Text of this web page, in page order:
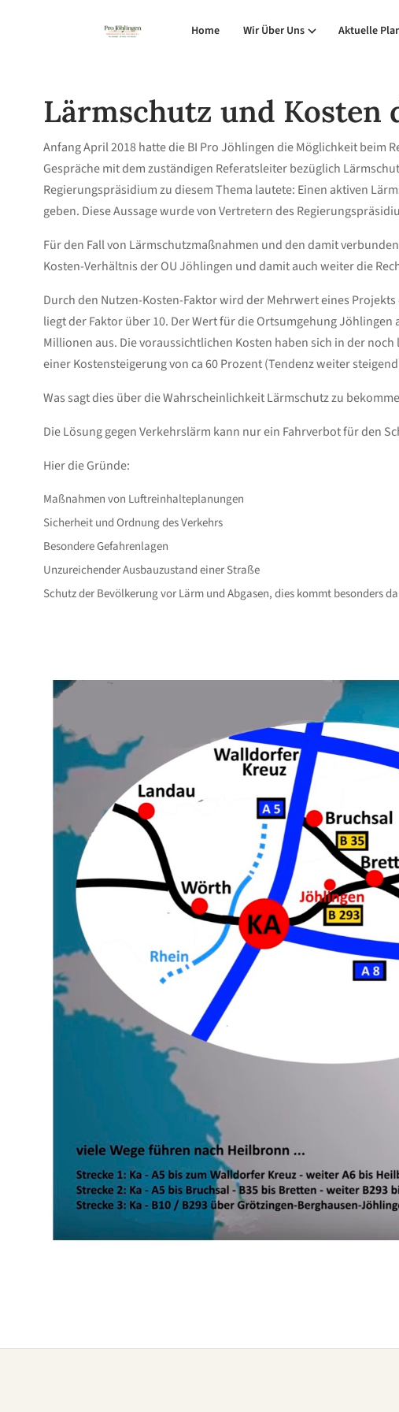
Home Wir Über Uns Aktuelle
Lärmschutz und Kosten
Anfang April 2018 hatte die BI Pro Jöhlingen die Möglichkeit
Gespräche mit dem zuständigen Referatsleiter bezüglich
Regierungspräsidium zu diesem Thema lautete: Einen aktiven
geben. Diese Aussage wurde von Vertretern des
Für den Fall von Lärmschutzmaßnahmen und den damit
Kosten-Verhältnis der OU Jöhlingen und damit auch weiter die
Durch den Nutzen-Kosten-Faktor wird der Mehrwert eines
liegt der Faktor über 10. Der Wert für die Ortsumgehung
Millionen aus. Die voraussichtlichen Kosten haben sich in der
einer Kostensteigerung von ca 60 Prozent (Tendenz weiter
Was sagt dies über die Wahrscheinlichkeit Lärmschutz zu
Die Lösung gegen Verkehrslärm kann nur ein Fahrverbot für den
Hier die Gründe:
Maßnahmen von Luftreinhalteplanungen
Sicherheit und Ordnung des Verkehrs
Besondere Gefahrenlagen
Unzureichender Ausbauzustand einer Straße
Schutz der Bevölkerung vor Lärm und Abgasen, dies kommt besonders